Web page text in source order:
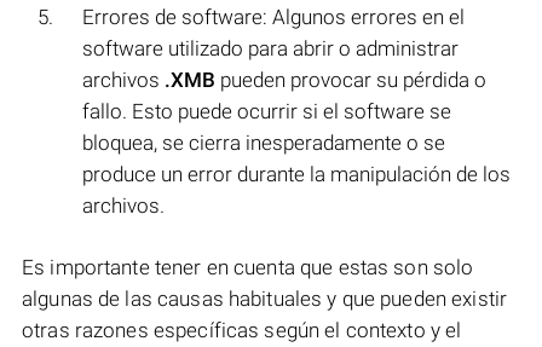
Errores de software: Algunos errores en el
software utilizado para abrir o administrar
archivos .XMB pueden provocar su pérdida o
fallo. Esto puede ocurrir si el software se
bloquea, se cierra inesperadamente o se
produce un error durante la manipulación de los
archivos.
Es importante tener en cuenta que estas son solo
algunas de las causas habituales y que pueden existir
otras razones específicas según el contexto y el